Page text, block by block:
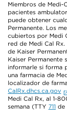
Miembros de Medi-
pacientes
puede obtener
Permanente. Los
cubiertos por Medi
red de Medi Cal
de Kaiser
Kaiser Permanente
informarle si forma
una farmacia de
localizador de
CalRx.dhcs.ca.gov
Medi Cal Rx, al 1-
semana (TTY 711 de